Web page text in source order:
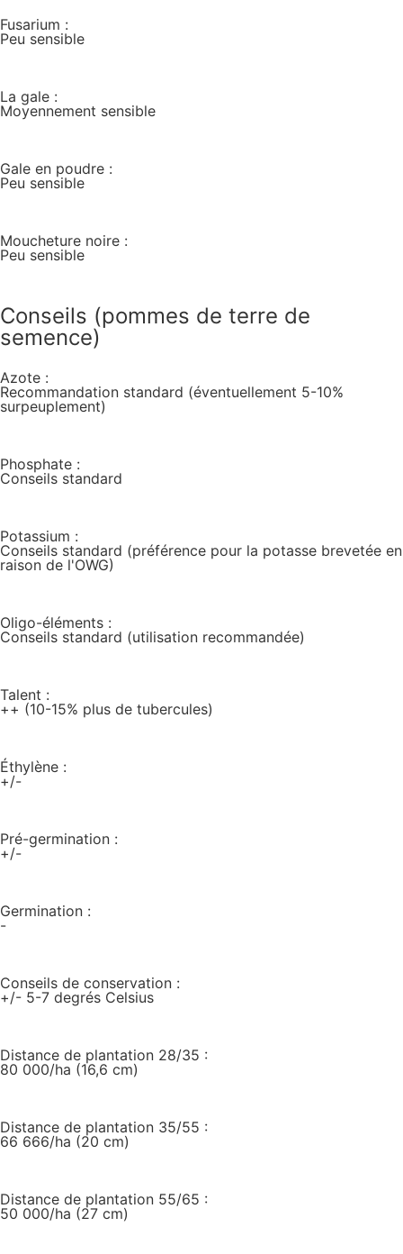
Fusarium :
Peu sensible
La gale :
Moyennement sensible
Gale en poudre :
Peu sensible
Moucheture noire :
Peu sensible
Conseils (pommes de terre de
semence)
Azote :
Recommandation standard (éventuellement 5-10%
surpeuplement)
Phosphate :
Conseils standard
Potassium :
Conseils standard (préférence pour la potasse brevetée en
raison de l'OWG)
Oligo-éléments :
Conseils standard (utilisation recommandée)
Talent :
++ (10-15% plus de tubercules)
Éthylène :
+/-
Pré-germination :
+/-
Germination :
-
Conseils de conservation :
+/- 5-7 degrés Celsius
Distance de plantation 28/35 :
80 000/ha (16,6 cm)
Distance de plantation 35/55 :
66 666/ha (20 cm)
Distance de plantation 55/65 :
50 000/ha (27 cm)